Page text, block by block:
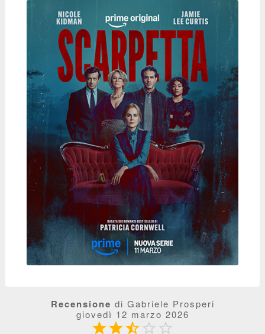
Recensione di Gabriele Prosperi
giovedì 12 marzo 2026
  